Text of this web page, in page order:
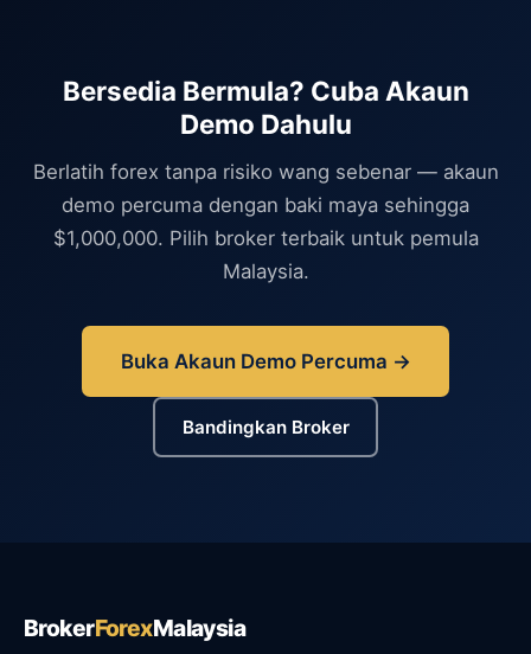
Bersedia Bermula? Cuba Akaun
Demo Dahulu
Berlatih forex tanpa risiko wang sebenar — akaun
demo percuma dengan baki maya sehingga
$1,000,000. Pilih broker terbaik untuk pemula
Malaysia.
Buka Akaun Demo Percuma →
Bandingkan Broker
BrokerForexMalaysia